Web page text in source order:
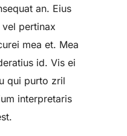
an. Eius
pertinax
mea et. Mea
id. Vis ei
qui purto zril
interpretaris